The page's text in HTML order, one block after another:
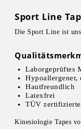
Sport Line
Die Sport Line ist
Laborgeprüftes
Hypoallergener,
Hautfreundlich
Latexfrei
TÜV
Kinesiologie Tapes